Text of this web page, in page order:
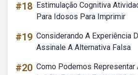
#18 Estimulação Cognitiva
Para Idosos Para Imprimir
#19 Considerando A Experiência
Assinale A Alternativa Falsa
#20 Como Podemos Representar